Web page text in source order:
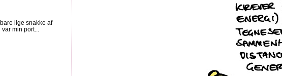
lige snakke af
min port...